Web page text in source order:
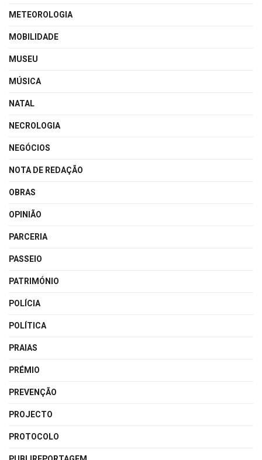
METEOROLOGIA
MOBILIDADE
MUSEU
MÚSICA
NATAL
NECROLOGIA
NEGÓCIOS
NOTA DE REDAÇÃO
OBRAS
OPINIÃO
PARCERIA
PASSEIO
PATRIMÓNIO
POLÍCIA
POLÍTICA
PRAIAS
PRÉMIO
PREVENÇÃO
PROJECTO
PROTOCOLO